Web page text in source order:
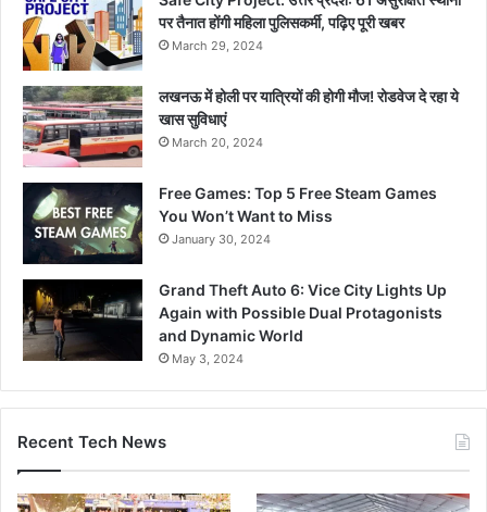
पर तैनात होंगी महिला पुलिसकर्मी, पढ़िए पूरी खबर
March 29, 2024
लखनऊ में होली पर यात्रियों की होगी मौज! रोडवेज दे रहा ये
खास सुविधाएं
March 20, 2024
Free Games: Top 5 Free Steam Games
You Won’t Want to Miss
January 30, 2024
Grand Theft Auto 6: Vice City Lights Up
Again with Possible Dual Protagonists
and Dynamic World
May 3, 2024
Recent Tech News